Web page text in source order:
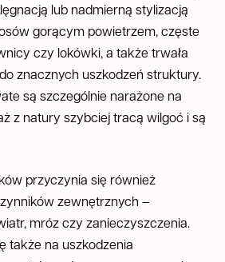
lub nadmierną stylizacją
gorącym powietrzem, częste
czy lokówki, a także trwała
znacznych uszkodzeń struktury.
są szczególnie narażone na
z natury szybciej tracą wilgoć i są
przyczynia się również
zewnętrznych –
mróz czy zanieczyszczenia.
także na uszkodzenia